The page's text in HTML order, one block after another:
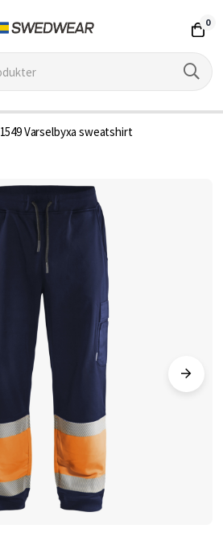
0
1549 Varselbyxa sweatshirt